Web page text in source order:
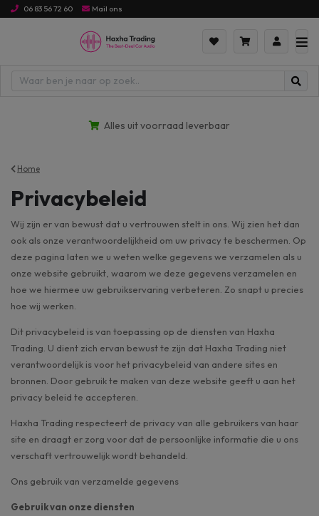
06 83 56 72 60 Mail ons
Alles uit voorraad leverbaar
Home
Privacybeleid
Wij zijn er van bewust dat u vertrouwen stelt in ons. Wij zien het dan
ook als onze verantwoordelijkheid om uw privacy te beschermen. Op
deze pagina laten we u weten welke gegevens we verzamelen als u
onze website gebruikt, waarom we deze gegevens verzamelen en
hoe we hiermee uw gebruikservaring verbeteren. Zo snapt u precies
hoe wij werken.
Dit privacybeleid is van toepassing op de diensten van Haxha
Trading. U dient zich ervan bewust te zijn dat Haxha Trading niet
verantwoordelijk is voor het privacybeleid van andere sites en
bronnen. Door gebruik te maken van deze website geeft u aan het
privacy beleid te accepteren.
Haxha Trading respecteert de privacy van alle gebruikers van haar
site en draagt er zorg voor dat de persoonlijke informatie die u ons
verschaft vertrouwelijk wordt behandeld.
Ons gebruik van verzamelde gegevens
Gebruik van onze diensten